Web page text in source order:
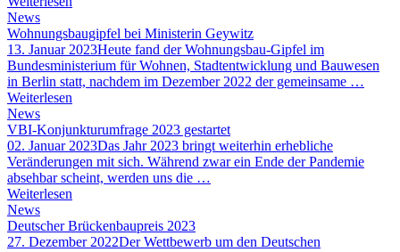
News
Wohnungsbaugipfel bei Ministerin Geywitz
13. Januar 2023Heute fand der Wohnungsbau-Gipfel im
Bundesministerium für Wohnen, Stadtentwicklung und Bauwesen
in Berlin statt, nachdem im Dezember 2022 der gemeinsame …
Weiterlesen
News
VBI-Konjunkturumfrage 2023 gestartet
02. Januar 2023Das Jahr 2023 bringt weiterhin erhebliche
Veränderungen mit sich. Während zwar ein Ende der Pandemie
absehbar scheint, werden uns die …
Weiterlesen
News
Deutscher Brückenbaupreis 2023
27. Dezember 2022Der Wettbewerb um den Deutschen